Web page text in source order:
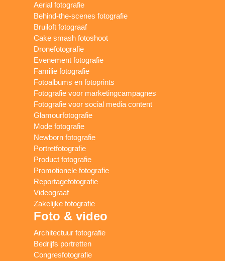
Aerial fotografie
Behind-the-scenes fotografie
Bruiloft fotograaf
Cake smash fotoshoot
Dronefotografie
Evenement fotografie
Familie fotografie
Fotoalbums en fotoprints
Fotografie voor marketingcampagnes
Fotografie voor social media content
Glamourfotografie
Mode fotografie
Newborn fotografie
Portretfotografie
Product fotografie
Promotionele fotografie
Reportagefotografie
Videograaf
Zakelijke fotografie
Foto & video
Architectuur fotografie
Bedrijfs portretten
Congresfotografie